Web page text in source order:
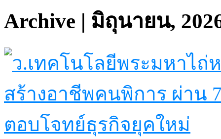
Archive | มิถุนายน,